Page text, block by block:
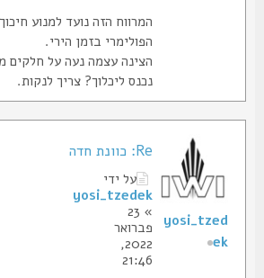
המרווח הזה נועד למנוע חיכוך
הפולימרי בזמן הירי.
הצינה עצמה נעה על חלקים
נכנס ליכלוך? צריך לנקות.
על ידי
yosi_tzedek
פברואר
2022,
21:46
yosi_tzed